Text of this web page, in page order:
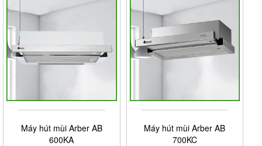
Máy hút mùi Arber AB
600KA
Máy hút mùi Arber AB
700KC